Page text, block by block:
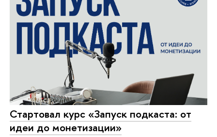
Стартовал курс «Запуск подкаста: от
идеи до монетизации»